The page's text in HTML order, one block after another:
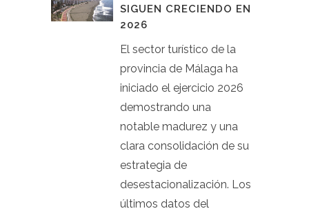
SIGUEN CRECIENDO EN
2026
El sector turístico de la
provincia de Málaga ha
iniciado el ejercicio 2026
demostrando una
notable madurez y una
clara consolidación de su
estrategia de
desestacionalización. Los
últimos datos del